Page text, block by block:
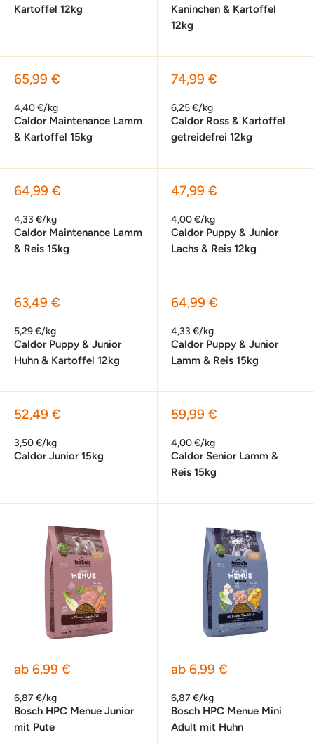
Kartoffel 12kg
Kaninchen & Kartoffel
12kg
Sonderpreis
65,99 €
4,40 €/kg
Caldor Maintenance Lamm
& Kartoffel 15kg
Sonderpreis
74,99 €
6,25 €/kg
Caldor Ross & Kartoffel
getreidefrei 12kg
Sonderpreis
64,99 €
4,33 €/kg
Caldor Maintenance Lamm
& Reis 15kg
Sonderpreis
47,99 €
4,00 €/kg
Caldor Puppy & Junior
Lachs & Reis 12kg
Sonderpreis
63,49 €
5,29 €/kg
Caldor Puppy & Junior
Huhn & Kartoffel 12kg
Sonderpreis
64,99 €
4,33 €/kg
Caldor Puppy & Junior
Lamm & Reis 15kg
Sonderpreis
52,49 €
3,50 €/kg
Caldor Junior 15kg
Sonderpreis
59,99 €
4,00 €/kg
Caldor Senior Lamm &
Reis 15kg
Sonderpreis
ab 6,99 €
6,87 €/kg
Bosch HPC Menue Junior
mit Pute
Sonderpreis
ab 6,99 €
6,87 €/kg
Bosch HPC Menue Mini
Adult mit Huhn